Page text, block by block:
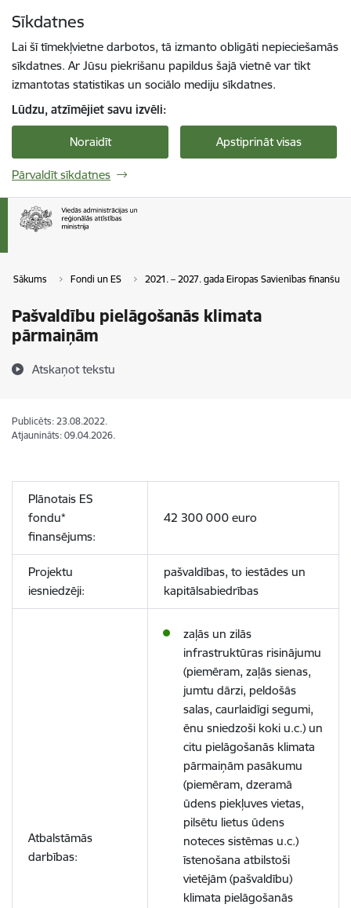
Sīkdatnes
Lai šī tīmekļvietne darbotos, tā izmanto obligāti nepieciešamās
sīkdatnes. Ar Jūsu piekrišanu papildus šajā vietnē var tikt
izmantotas statistikas un sociālo mediju sīkdatnes.
Lūdzu, atzīmējiet savu izvēli:
Noraidīt Apstiprināt visas
Pārvaldīt sīkdatnes
Sākums Fondi un ES 2021. – 2027. gada Eiropas Savienības finanšu
Pašvaldību pielāgošanās klimata
pārmaiņām
Atskaņot tekstu
Publicēts: 23.08.2022.
Atjaunināts: 09.04.2026.
Plānotais ES
fondu*
finansējums:
42 300 000 euro
Projektu
iesniedzēji:
pašvaldības, to iestādes un
kapitālsabiedrības
Atbalstāmās
darbības:
zaļās un zilās
infrastruktūras risinājumu
(piemēram, zaļās sienas,
jumtu dārzi, peldošās
salas, caurlaidīgi segumi,
ēnu sniedzoši koki u.c.) un
citu pielāgošanās klimata
pārmaiņām pasākumu
(piemēram, dzeramā
ūdens piekļuves vietas,
pilsētu lietus ūdens
noteces sistēmas u.c.)
īstenošana atbilstoši
vietējām (pašvaldību)
klimata pielāgošanās